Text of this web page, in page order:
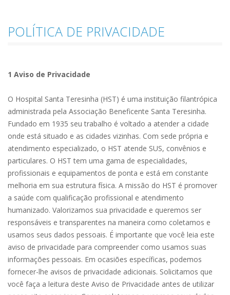
POLÍTICA DE PRIVACIDADE
1 Aviso de Privacidade
O Hospital Santa Teresinha (HST) é uma instituição filantrópica
administrada pela Associação Beneficente Santa Teresinha.
Fundado em 1935 seu trabalho é voltado a atender a cidade
onde está situado e as cidades vizinhas. Com sede própria e
atendimento especializado, o HST atende SUS, convênios e
particulares. O HST tem uma gama de especialidades,
profissionais e equipamentos de ponta e está em constante
melhoria em sua estrutura física. A missão do HST é promover
a saúde com qualificação profissional e atendimento
humanizado. Valorizamos sua privacidade e queremos ser
responsáveis e transparentes na maneira como coletamos e
usamos seus dados pessoais. É importante que você leia este
aviso de privacidade para compreender como usamos suas
informações pessoais. Em ocasiões específicas, podemos
fornecer-lhe avisos de privacidade adicionais. Solicitamos que
você faça a leitura deste Aviso de Privacidade antes de utilizar